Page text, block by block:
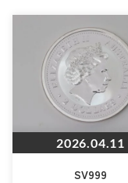
2026.04.11
SV999